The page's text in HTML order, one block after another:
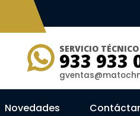
SERVICIO
933 933
Novedades